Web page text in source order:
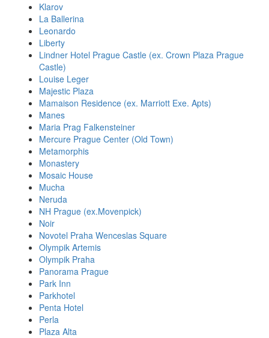
Klarov
La Ballerina
Leonardo
Liberty
Lindner Hotel Prague Castle (ex. Crown Plaza Prague
Castle)
Louise Leger
Majestic Plaza
Mamaison Residence (ex. Marriott Exe. Apts)
Manes
Maria Prag Falkensteiner
Mercure Prague Center (Old Town)
Metamorphis
Monastery
Mosaic House
Mucha
Neruda
NH Prague (ex.Movenpick)
Noir
Novotel Praha Wenceslas Square
Olympik Artemis
Olympik Praha
Panorama Prague
Park Inn
Parkhotel
Penta Hotel
Perla
Plaza Alta